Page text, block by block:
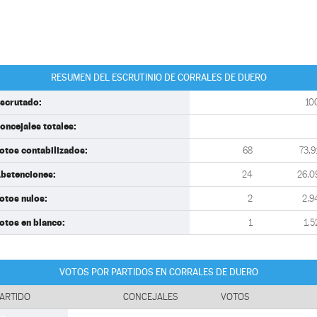
RESUMEN DEL ESCRUTINIO DE CORRALES DE DUERO
totales:
contabilizados: 68
24
nulos: 2
en blanco: 1
VOTOS POR PARTIDOS EN CORRALES DE DUERO
CONCEJALES VOTOS